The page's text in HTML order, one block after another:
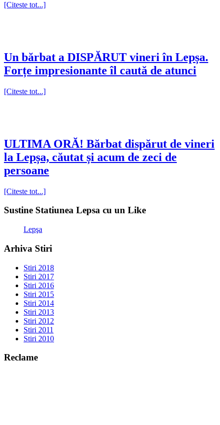
[Citeste tot...]
Un bărbat a DISPĂRUT vineri în Lepșa.
Forțe impresionante îl caută de atunci
[Citeste tot...]
ULTIMA ORĂ! Bărbat dispărut de vineri
la Lepșa, căutat și acum de zeci de
persoane
[Citeste tot...]
Sustine Statiunea Lepsa cu un Like
Lepşa
Arhiva Stiri
Stiri 2018
Stiri 2017
Stiri 2016
Stiri 2015
Stiri 2014
Stiri 2013
Stiri 2012
Stiri 2011
Stiri 2010
Reclame